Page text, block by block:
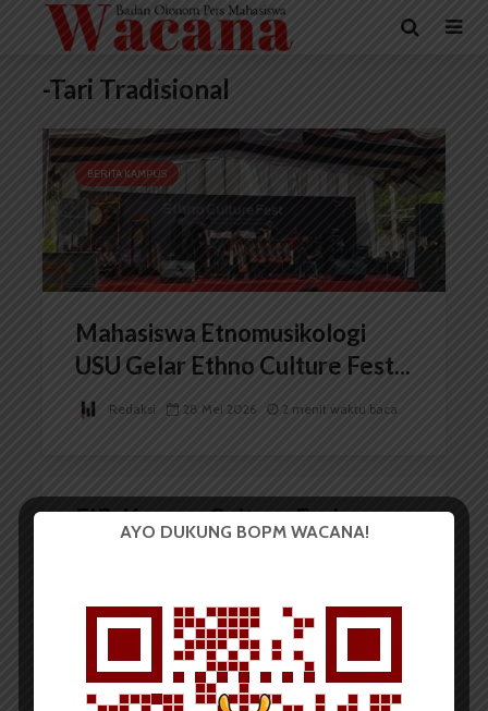
-Tari Tradisional
BERITA KAMPUS
Mahasiswa Etnomusikologi
USU Gelar Ethno Culture Fest...
Redaksi 28 Mei 2026 2 menit waktu baca
FIB-Korean Culture Exchange
AYO DUKUNG BOPM WACANA!